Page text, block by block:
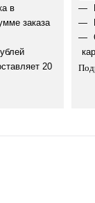
в
заказа
20